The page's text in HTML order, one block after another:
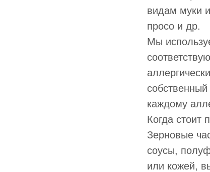
видам муки
просо и др.
Мы
каждому
Когда стоит
Зерновые
соусы,
или кожей,